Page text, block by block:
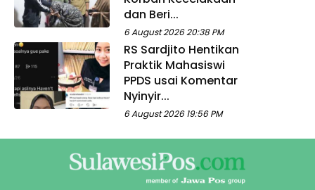
dan Beri...
6 August 2026 20:38 PM
RS Sardjito Hentikan
Praktik Mahasiswi
PPDS usai Komentar
Nyinyir...
6 August 2026 19:56 PM